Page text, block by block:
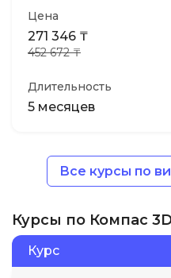
Цена
271 346 ₸
452 672 ₸
Длительность
5 месяцев
Все курсы по
Курсы по Компас
Курс